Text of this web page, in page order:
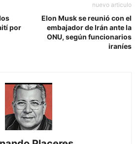
por
nuevo articulo
Elon Musk se reunió con el
embajador de Irán ante la
ONU, según funcionarios
iraníes